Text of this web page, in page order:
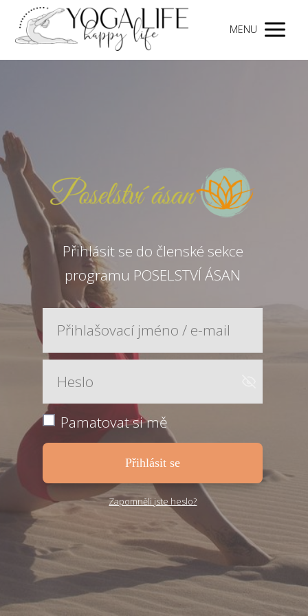
MENU
Přihlásit se do členské sekce
programu POSELSTVÍ ÁSAN
Pamatovat si mě
Přihlásit se
Zapomněli jste heslo?